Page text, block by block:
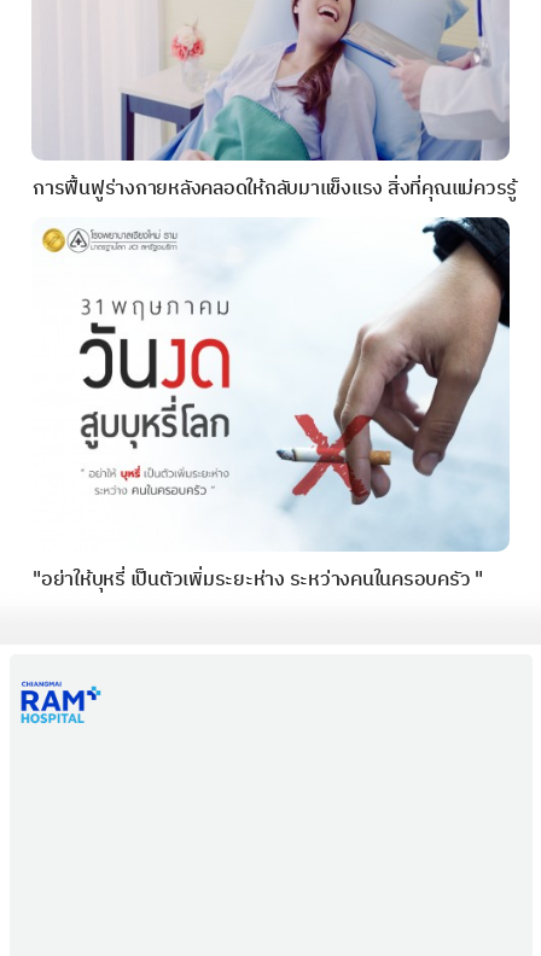
การฟื้นฟูร่างกายหลังคลอดให้กลับมาแข็งแรง สิ่งที่คุณแม่ควรรู้
"อย่าให้บุหรี่ เป็นตัวเพิ่มระยะห่าง ระหว่างคนในครอบครัว "